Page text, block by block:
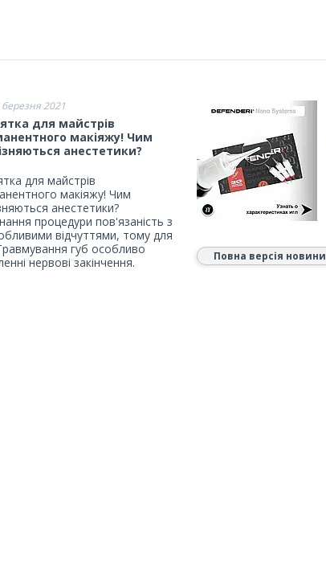
березня 2021
для майстрів
макіяжу! Чим
анестетики?
для майстрів
макіяжу! Чим
анестетики?
процедури пов'язаність з
відчуттями, тому для
губ особливо
нервові закінчення.
Повна версія новини